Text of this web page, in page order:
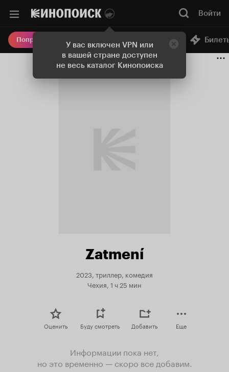
У вас включен VPN или
в вашей стране доступен
не весь каталог Кинопоиска
Войти
Попробовать Плюс Онлайн-кинотеатр
Zatmení
2023, триллер, комедия
Чехия, 1 ч 25 мин
Оценить Буду смотреть Добавить Еще
Информации пока нет,
но это временно — скоро все добавим.